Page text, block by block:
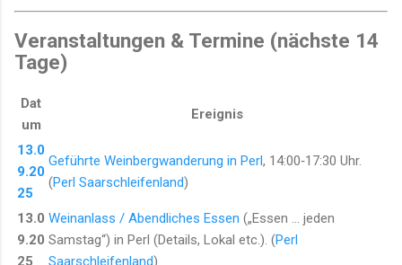
Veranstaltungen & Termine (nächste 14
Tage)
Dat
um
Ereignis
13.0
9.20
25
Geführte Weinbergwanderung in Perl, 14:00‑17:30 Uhr.
(Perl Saarschleifenland)
13.0
9.20
25
Weinanlass / Abendliches Essen („Essen … jeden
Samstag“) in Perl (Details, Lokal etc.). (Perl
Saarschleifenland)